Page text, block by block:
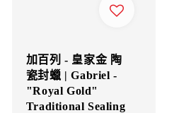
加百列 - 皇家金 陶
瓷封蠟 | Gabriel -
"Royal Gold"
Traditional Sealing